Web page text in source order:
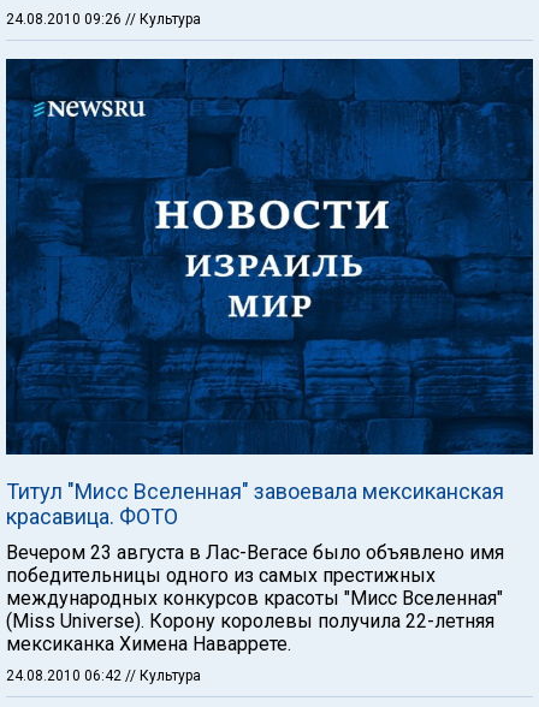
24.08.2010 09:26 // Культура
Титул "Мисс Вселенная" завоевала мексиканская
красавица. ФОТО
Вечером 23 августа в Лас-Вегасе было объявлено имя
победительницы одного из самых престижных
международных конкурсов красоты "Мисс Вселенная"
(Miss Universe). Корону королевы получила 22-летняя
мексиканка Химена Наваррете.
24.08.2010 06:42 // Культура